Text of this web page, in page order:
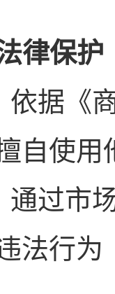
律保护
依据《
自使
通过市
法行为